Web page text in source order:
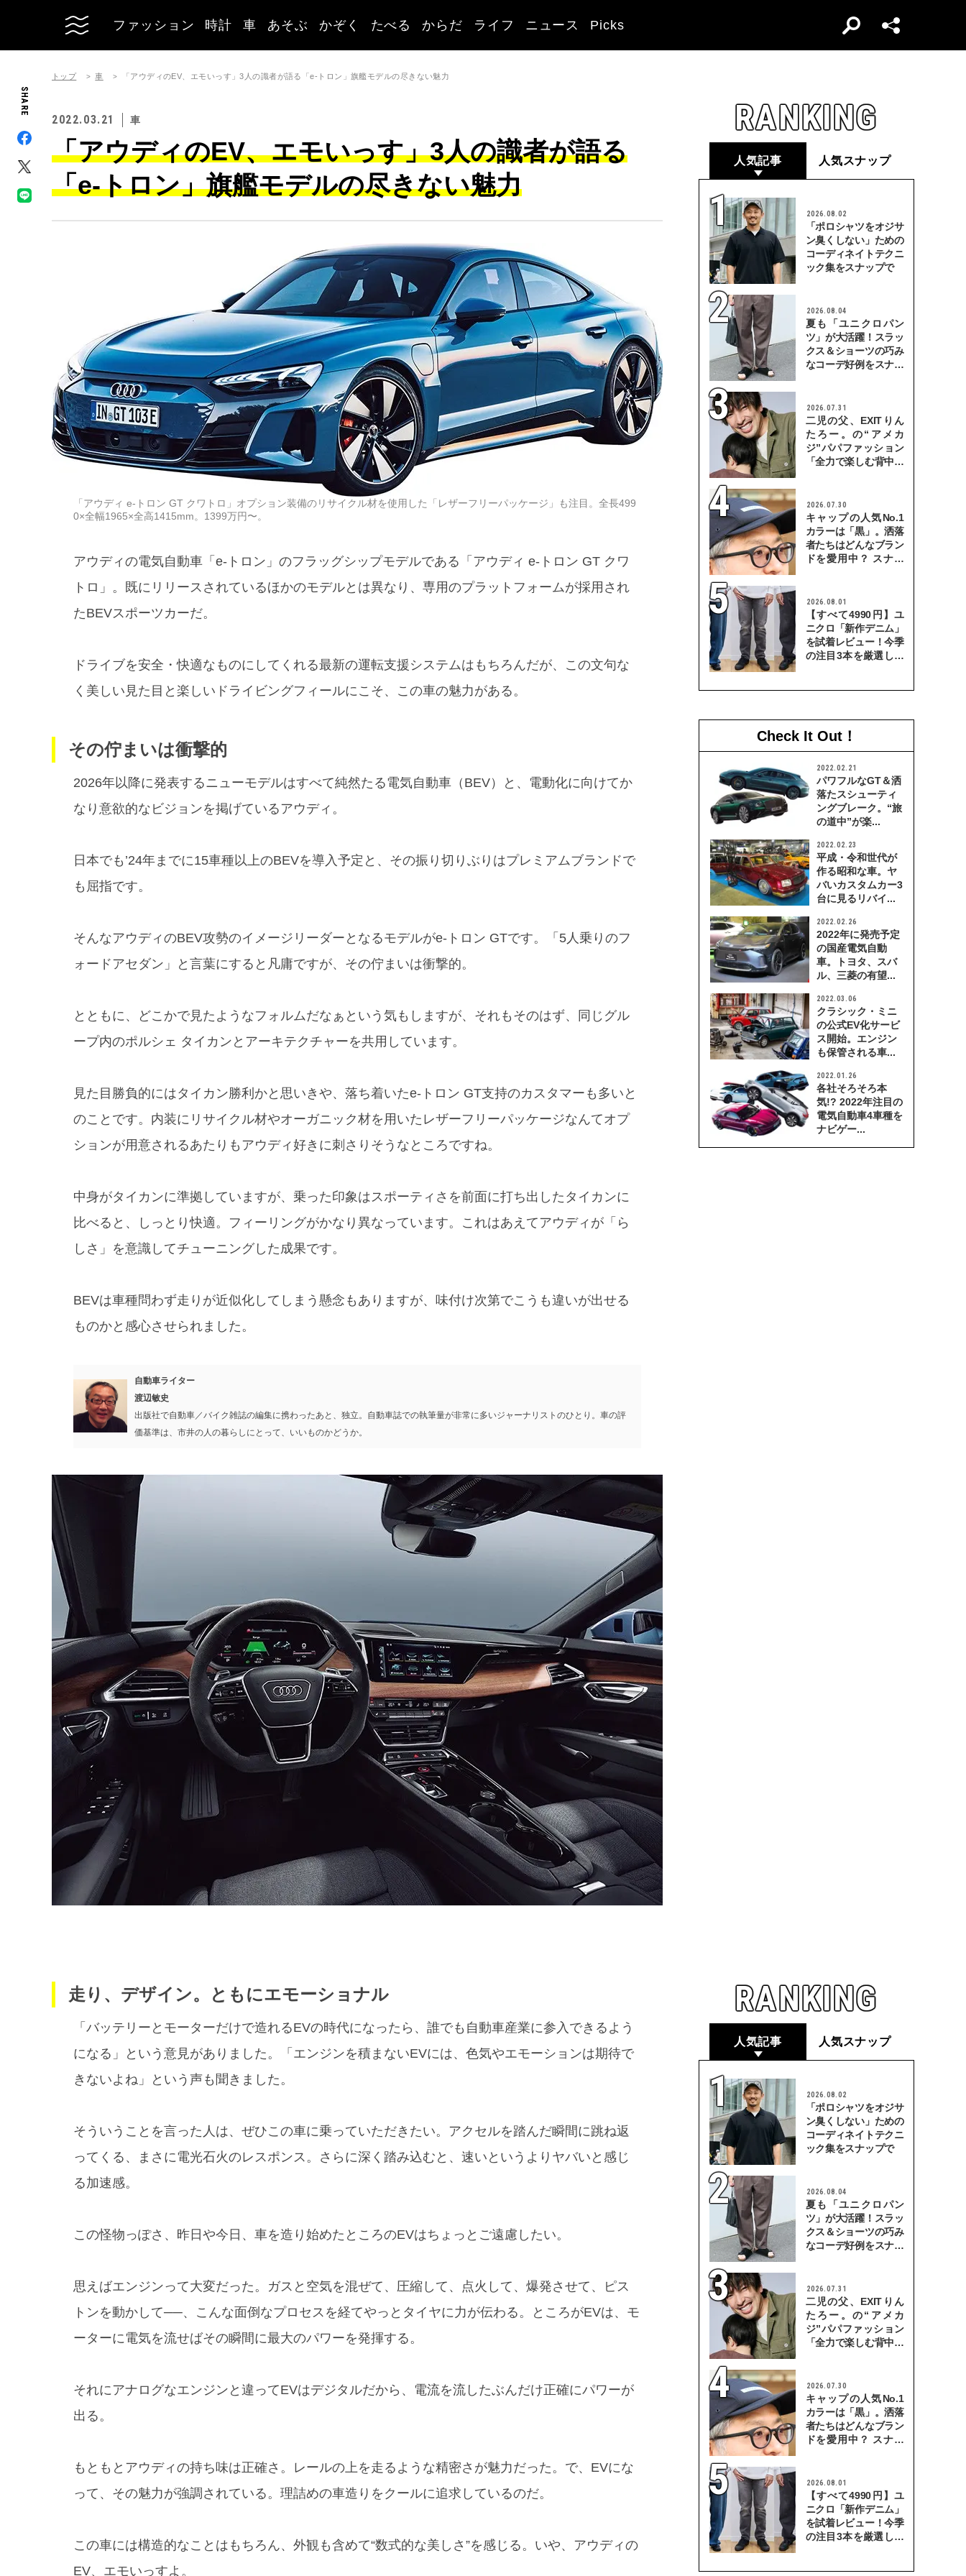
ファッション 時計 車 あそぶ かぞく たべる からだ ライフ ニュース Picks
SHARE
トップ 車 「アウディのEV、エモいっす」3人の識者が語る「e-トロン」旗艦モデルの尽きない魅力
2022.03.21 車
「アウディのEV、エモいっす」3人の識者が語る
「e-トロン」旗艦モデルの尽きない魅力
「アウディ e-トロン GT クワトロ」オプション装備のリサイクル材を使用した「レザーフリーパッケージ」も注目。全長499
0×全幅1965×全高1415mm。1399万円〜。
アウディの電気自動車「e-トロン」のフラッグシップモデルである「アウディ e-トロン GT クワ
トロ」。既にリリースされているほかのモデルとは異なり、専用のプラットフォームが採用され
たBEVスポーツカーだ。
ドライブを安全・快適なものにしてくれる最新の運転支援システムはもちろんだが、この文句な
く美しい見た目と楽しいドライビングフィールにこそ、この車の魅力がある。
その佇まいは衝撃的
2026年以降に発表するニューモデルはすべて純然たる電気自動車（BEV）と、電動化に向けてか
なり意欲的なビジョンを掲げているアウディ。
日本でも’24年までに15車種以上のBEVを導入予定と、その振り切りぶりはプレミアムブランドで
も屈指です。
そんなアウディのBEV攻勢のイメージリーダーとなるモデルがe-トロン GTです。「5人乗りのフ
ォードアセダン」と言葉にすると凡庸ですが、その佇まいは衝撃的。
とともに、どこかで見たようなフォルムだなぁという気もしますが、それもそのはず、同じグル
ープ内のポルシェ タイカンとアーキテクチャーを共用しています。
見た目勝負的にはタイカン勝利かと思いきや、落ち着いたe-トロン GT支持のカスタマーも多いと
のことです。内装にリサイクル材やオーガニック材を用いたレザーフリーパッケージなんてオプ
ションが用意されるあたりもアウディ好きに刺さりそうなところですね。
中身がタイカンに準拠していますが、乗った印象はスポーティさを前面に打ち出したタイカンに
比べると、しっとり快適。フィーリングがかなり異なっています。これはあえてアウディが「ら
しさ」を意識してチューニングした成果です。
BEVは車種問わず走りが近似化してしまう懸念もありますが、味付け次第でこうも違いが出せる
ものかと感心させられました。
自動車ライター
渡辺敏史
出版社で自動車／バイク雑誌の編集に携わったあと、独立。自動車誌での執筆量が非常に多いジャーナリストのひとり。車の評
価基準は、市井の人の暮らしにとって、いいものかどうか。
RANKING
人気記事 人気スナップ
2026.08.02
「ポロシャツをオジサ
ン臭くしない」ための
コーディネイトテクニ
ック集をスナップで
2026.08.04
夏も「ユニクロパン
ツ」が大活躍！スラッ
クス＆ショーツの巧み
なコーデ好例をスナッ
2026.07.31
二児の父、EXITりん
たろー。の“アメカ
ジ”パパファッション
「全力で楽しむ背中を
2026.07.30
キャップの人気No.1
カラーは「黒」。洒落
者たちはどんなブラン
ドを愛用中？ スナッ
2026.08.01
【すべて4990円】ユ
ニクロ「新作デニム」
を試着レビュー！今季
の注目3本を厳選して
Check It Out！
2022.02.21
パワフルなGT＆洒
落たスシューティ
ングブレーク。“旅
の道中”が楽...
2022.02.23
平成・令和世代が
作る昭和な車。ヤ
バいカスタムカー3
台に見るリバイ...
2022.02.26
2022年に発売予定
の国産電気自動
車。トヨタ、スバ
ル、三菱の有望...
2022.03.06
クラシック・ミニ
の公式EV化サービ
ス開始。エンジン
も保管される車...
2022.01.26
各社そろそろ本
気!? 2022年注目の
電気自動車4車種を
ナビゲー...
走り、デザイン。ともにエモーショナル
「バッテリーとモーターだけで造れるEVの時代になったら、誰でも自動車産業に参入できるよう
になる」という意見がありました。「エンジンを積まないEVには、色気やエモーションは期待で
きないよね」という声も聞きました。
そういうことを言った人は、ぜひこの車に乗っていただきたい。アクセルを踏んだ瞬間に跳ね返
ってくる、まさに電光石火のレスポンス。さらに深く踏み込むと、速いというよりヤバいと感じ
る加速感。
この怪物っぽさ、昨日や今日、車を造り始めたところのEVはちょっとご遠慮したい。
思えばエンジンって大変だった。ガスと空気を混ぜて、圧縮して、点火して、爆発させて、ピス
トンを動かして──、こんな面倒なプロセスを経てやっとタイヤに力が伝わる。ところがEVは、モ
ーターに電気を流せばその瞬間に最大のパワーを発揮する。
それにアナログなエンジンと違ってEVはデジタルだから、電流を流したぶんだけ正確にパワーが
出る。
もともとアウディの持ち味は正確さ。レールの上を走るような精密さが魅力だった。で、EVにな
って、その魅力が強調されている。理詰めの車造りをクールに追求しているのだ。
この車には構造的なことはもちろん、外観も含めて“数式的な美しさ”を感じる。いや、アウディの
EV、エモいっすよ。
RANKING
人気記事 人気スナップ
2026.08.02
「ポロシャツをオジサ
ン臭くしない」ための
コーディネイトテクニ
ック集をスナップで
2026.08.04
夏も「ユニクロパン
ツ」が大活躍！スラッ
クス＆ショーツの巧み
なコーデ好例をスナッ
2026.07.31
二児の父、EXITりん
たろー。の“アメカ
ジ”パパファッション
「全力で楽しむ背中を
2026.07.30
キャップの人気No.1
カラーは「黒」。洒落
者たちはどんなブラン
ドを愛用中？ スナッ
2026.08.01
【すべて4990円】ユ
ニクロ「新作デニム」
を試着レビュー！今季
の注目3本を厳選して